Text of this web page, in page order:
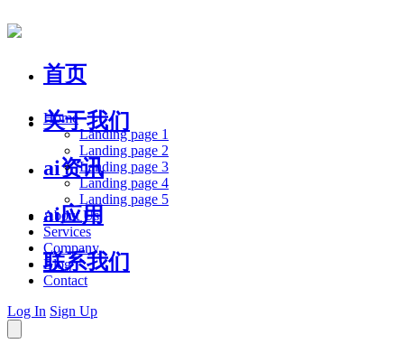
首页
关于我们
ai资讯
ai应用
联系我们
Home
Landing page 1
Landing page 2
Landing page 3
Landing page 4
Landing page 5
About Us
Services
Company
Blog
Contact
Log In Sign Up